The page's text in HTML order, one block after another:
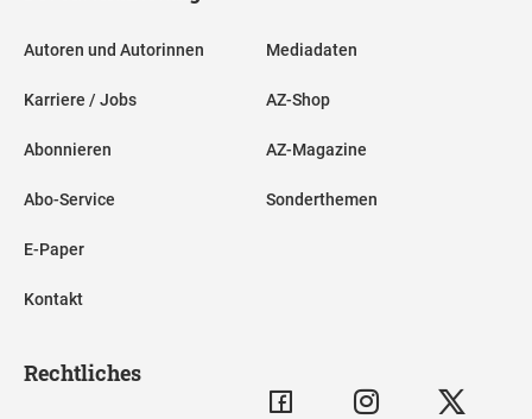
Autoren und Autorinnen
Karriere / Jobs
Abonnieren
Abo-Service
E-Paper
Kontakt
Mediadaten
AZ-Shop
AZ-Magazine
Sonderthemen
Rechtliches